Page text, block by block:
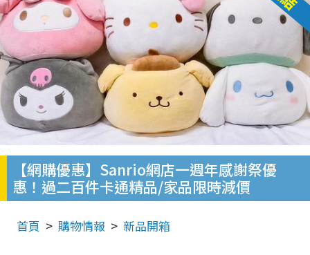
【網購優惠】Sanrio網店一週年感謝祭優
惠！過二百件卡通精品/家品限時減價
首頁 購物情報 新品開箱